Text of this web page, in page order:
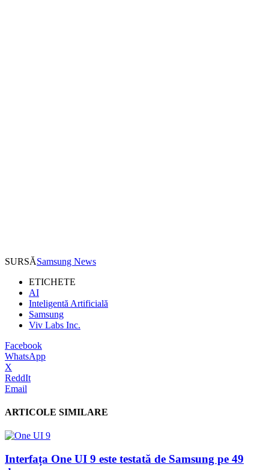
SURSĂSamsung News
ETICHETE
AI
Inteligentă Artificială
Samsung
Viv Labs Inc.
Facebook
WhatsApp
X
ReddIt
Email
ARTICOLE SIMILARE
Interfața One UI 9 este testată de Samsung pe 49